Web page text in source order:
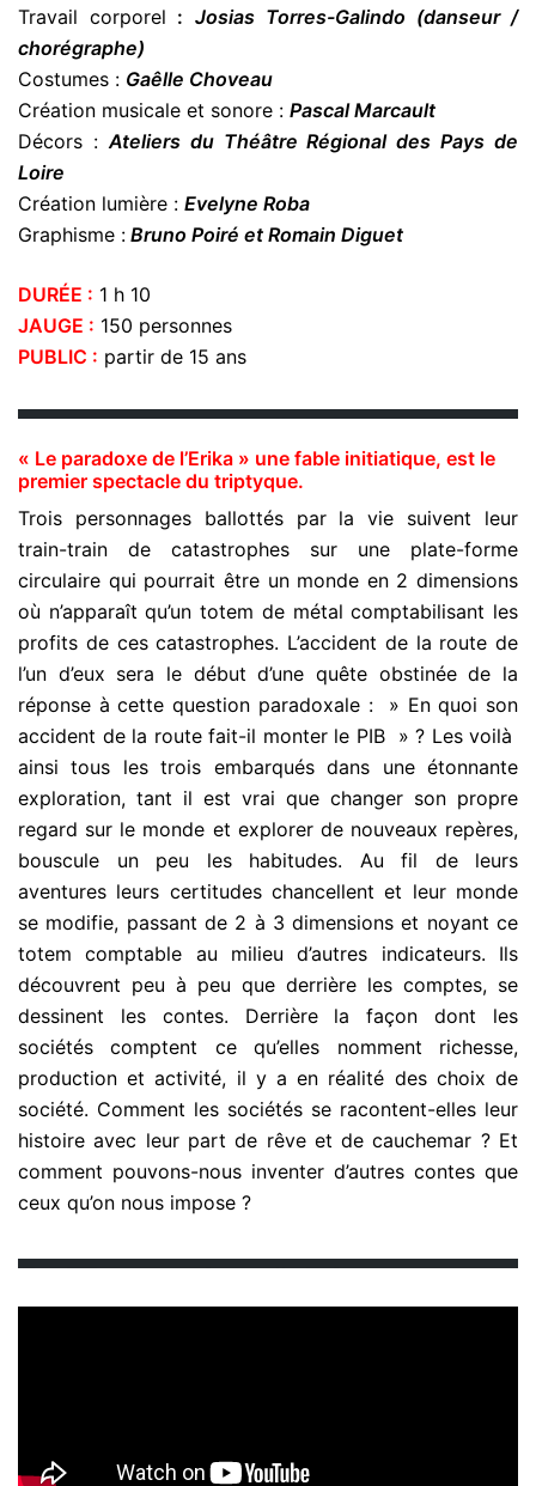
Travail corporel : Josias Torres-Galindo (danseur /
chorégraphe)
Costumes : Gaêlle Choveau
Création musicale et sonore : Pascal Marcault
Décors :Ateliers du Théâtre Régional des Pays de
Loire
Création lumière : Evelyne Roba
Graphisme : Bruno Poiré et Romain Diguet
DURÉE : 1 h 10
JAUGE : 150 personnes
PUBLIC : partir de 15 ans
« Le paradoxe de l’Erika » une fable initiatique, est le
premier spectacle du triptyque.
Trois personnages ballottés par la vie suivent leur
train-train de catastrophes sur une plate-forme
circulaire qui pourrait être un monde en 2 dimensions
où n’apparaît qu’un totem de métal comptabilisant les
profits de ces catastrophes. L’accident de la route de
l’un d’eux sera le début d’une quête obstinée de la
réponse à cette question paradoxale : » En quoi son
accident de la route fait-il monter le PIB » ? Les voilà
ainsi tous les trois embarqués dans une étonnante
exploration, tant il est vrai que changer son propre
regard sur le monde et explorer de nouveaux repères,
bouscule un peu les habitudes. Au fil de leurs
aventures leurs certitudes chancellent et leur monde
se modifie, passant de 2 à 3 dimensions et noyant ce
totem comptable au milieu d’autres indicateurs. Ils
découvrent peu à peu que derrière les comptes, se
dessinent les contes. Derrière la façon dont les
sociétés comptent ce qu’elles nomment richesse,
production et activité, il y a en réalité des choix de
société. Comment les sociétés se racontent-elles leur
histoire avec leur part de rêve et de cauchemar ? Et
comment pouvons-nous inventer d’autres contes que
ceux qu’on nous impose ?